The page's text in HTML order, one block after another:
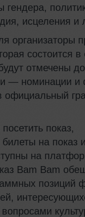
гендера,
исцеления и
организаторы
состоится в
отмечены
— номинации
официальный
показ,
на показ
на
Bam Bam
позиций